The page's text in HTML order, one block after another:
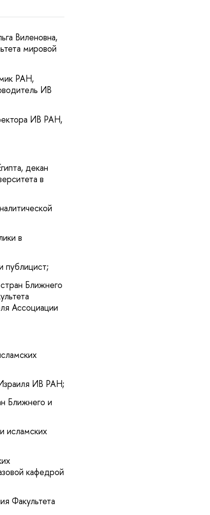
Виленовна,
мировой
РАН,
ИВ
ИВ РАН,
декан
в
в
публицист;
Ближнего
Ассоциации
ИВ РАН;
Ближнего и
исламских
кафедрой
Факультета